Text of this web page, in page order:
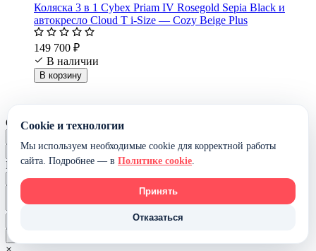
Коляска 3 в 1 Cybex Priam IV Rosegold Sepia Black и
автокресло Cloud T i-Size — Cozy Beige Plus
149 700 ₽
В наличии
В корзину
Оставить отзыв
Ваша оценка:
Cookie и технологии
Мы используем необходимые cookie для корректной работы
сайта. Подробнее — в Политике cookie.
Принять
Отказаться